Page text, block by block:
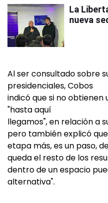
La
nueva
Al ser consultado sobre
presidenciales, Cobos
indicó que si no obtienen
"hasta aquí
llegamos", en relación a
pero también explicó
etapa más, es un paso,
queda el resto de los
dentro de un espacio
alternativa".